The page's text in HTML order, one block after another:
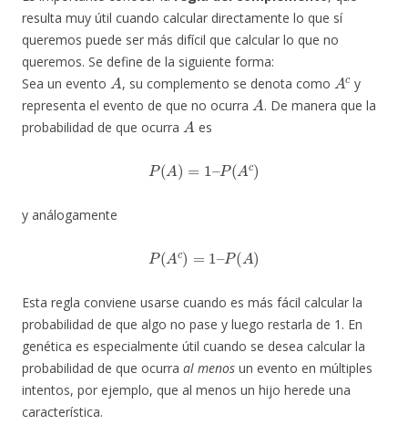
resulta muy útil cuando calcular directamente lo que sí
queremos puede ser más difícil que calcular lo que no
queremos. Se define de la siguiente forma:
Sea un evento
A
, su complemento se denota como
Ac
y
representa el evento de que no ocurra
A
. De manera que la
probabilidad de que ocurra
A
es
P( A )= Ac )
y análogamente
P( A c )= A)
Esta regla conviene usarse cuando es más fácil calcular la
probabilidad de que algo no pase y luego restarla de 1. En
genética es especialmente útil cuando se desea calcular la
probabilidad de que ocurra al menos un evento en múltiples
intentos, por ejemplo, que al menos un hijo herede una
característica.